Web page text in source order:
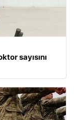
sayısını